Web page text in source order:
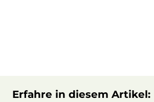
Erfahre in diesem Artikel: